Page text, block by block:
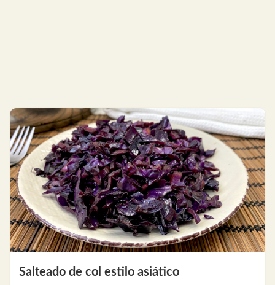
Salteado de col estilo asiático